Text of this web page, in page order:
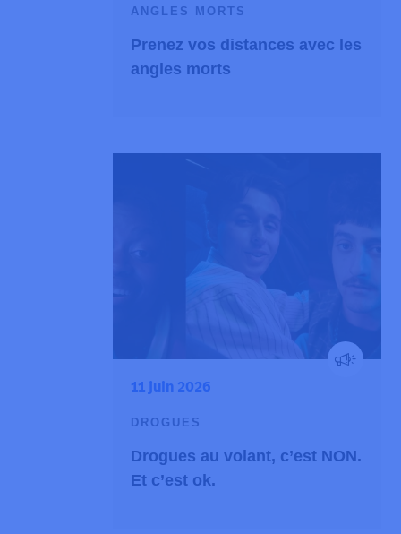
ANGLES MORTS
Prenez vos distances avec les
angles morts
11 juin 2026
DROGUES
Drogues au volant, c’est NON.
Et c’est ok.